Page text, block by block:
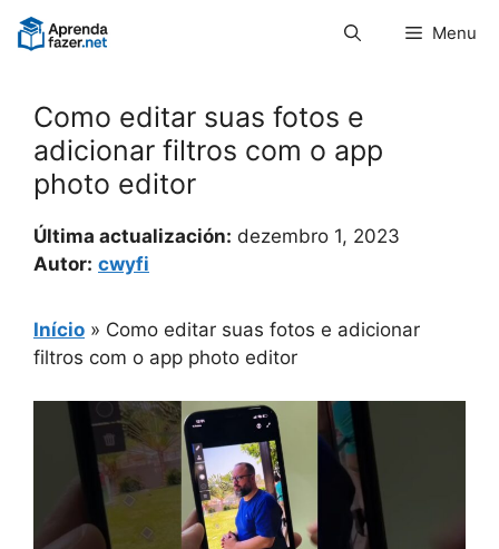
Pular
para
Menu
Como editar suas fotos e
adicionar filtros com o app
photo editor
Última actualización: dezembro 1, 2023
Autor: cwyfi
Início » Como editar suas fotos e adicionar
filtros com o app photo editor